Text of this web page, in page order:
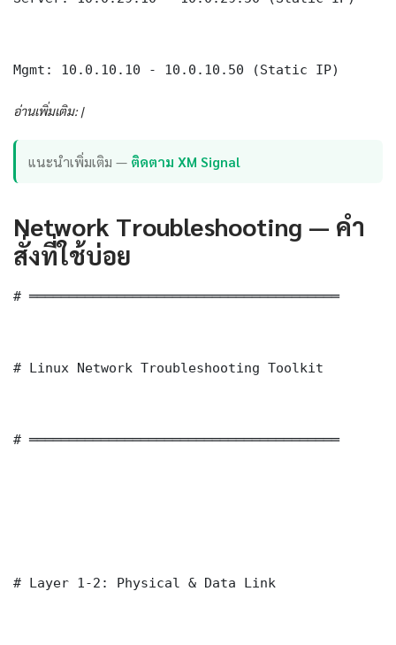
Mgmt: 10.0.10.10 - 10.0.10.50 (Static IP)
อ่านเพิ่มเติม: |
แนะนำเพิ่มเติม — ติดตาม XM Signal
Network Troubleshooting — คำ
สั่งที่ใช้บ่อย
# ═══════════════════════════════════════
# Linux Network Troubleshooting Toolkit
# ═══════════════════════════════════════
# Layer 1-2: Physical & Data Link